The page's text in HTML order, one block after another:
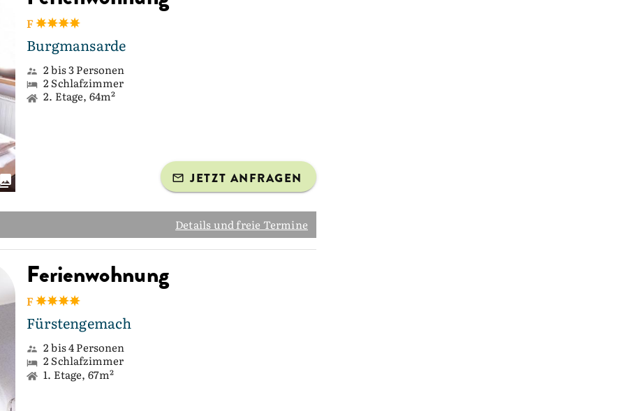
F
Burgmansarde
2 bis 3 Personen
2 Schlafzimmer
2. Etage, 64m²
JETZT ANFRAGEN
Details und freie Termine
Ferienwohnung
F
Fürstengemach
2 bis 4 Personen
2 Schlafzimmer
1. Etage, 67m²